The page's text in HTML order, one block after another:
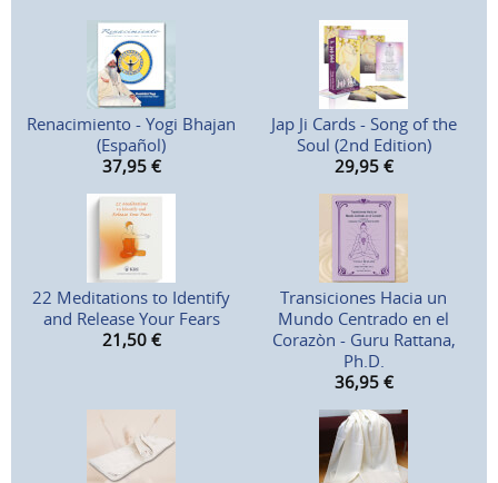
Renacimiento - Yogi Bhajan
(Español)
37,95 €
Jap Ji Cards - Song of the
Soul (2nd Edition)
29,95 €
22 Meditations to Identify
and Release Your Fears
21,50 €
Transiciones Hacia un
Mundo Centrado en el
Corazòn - Guru Rattana,
Ph.D.
36,95 €